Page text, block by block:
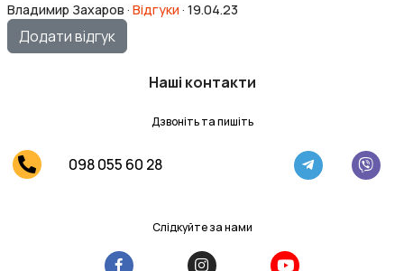
Владимир Захаров · Відгуки · 19.04.23
Додати відгук
Наші контакти
Дзвоніть та пишіть
098 055 60 28
Слідкуйте за нами